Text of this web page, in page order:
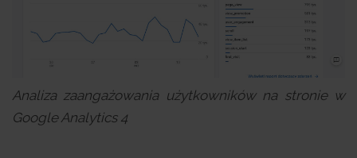
Analiza zaangażowania użytkowników na stronie w
Google Analytics 4